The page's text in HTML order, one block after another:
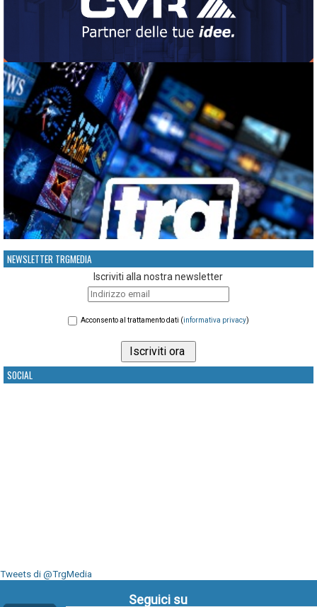
NEWSLETTER TRGMEDIA
Iscriviti alla nostra newsletter
Acconsento al trattamento dati (informativa privacy)
SOCIAL
Tweets di @TrgMedia
Seguici su